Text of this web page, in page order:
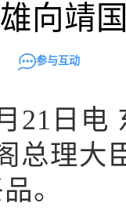
向靖
参与互动
21日电
总理大
。